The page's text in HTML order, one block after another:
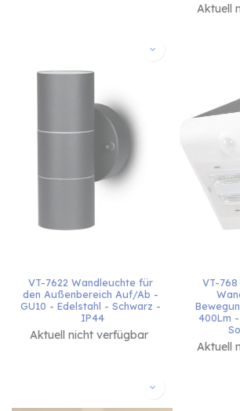
Aktuell
VT-7622 Wandleuchte für
den Außenbereich Auf/Ab -
GU10 - Edelstahl - Schwarz -
IP44
Aktuell nicht verfügbar
VT-
400Lm
Aktuell